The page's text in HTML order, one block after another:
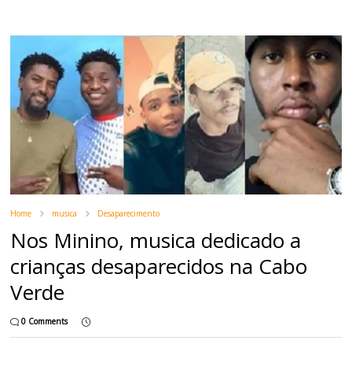
Home musica Desaparecimento
Nos Minino, musica dedicado a
crianças desaparecidos na Cabo
Verde
0 Comments